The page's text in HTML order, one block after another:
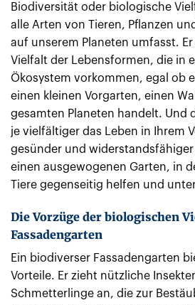
Biodiversität oder biologische
alle Arten von Tieren, Pflanzen
auf unserem Planeten umfasst.
Vielfalt der Lebensformen, die in
Ökosystem vorkommen, egal ob
einen kleinen Vorgarten, einen
gesamten Planeten handelt. Und
je vielfältiger das Leben in Ihrem
gesünder und
einen ausgewogenen Garten, in
Tiere gegenseitig helfen und
Die Vorzüge der biologischen
Fassadengarten
Ein biodiverser Fassadengarten
Vorteile. Er zieht nützliche
Schmetterlinge an, die zur